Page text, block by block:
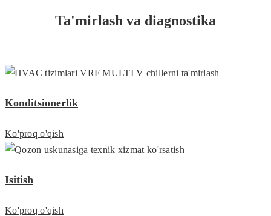
Ta'mirlash va diagnostika
Konditsionerlik
Ko'proq o'qish
Isitish
Ko'proq o'qish